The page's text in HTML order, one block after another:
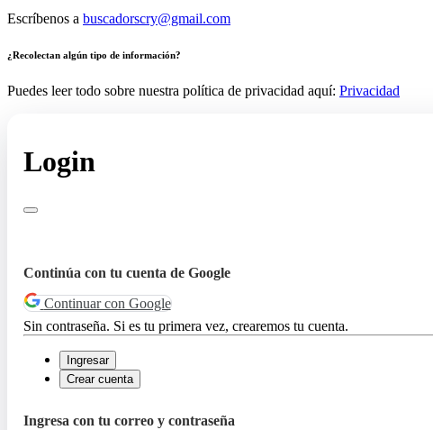
Escríbenos a buscadorscry@gmail.com
¿Recolectan algún tipo de información?
Puedes leer todo sobre nuestra política de privacidad aquí: Privacidad
Login
Continúa con tu cuenta de Google
Continuar con Google
Sin contraseña. Si es tu primera vez, crearemos tu cuenta.
Ingresar
Crear cuenta
Ingresa con tu correo y contraseña